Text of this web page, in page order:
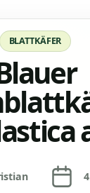
Kategorien
BLATTKÄFER